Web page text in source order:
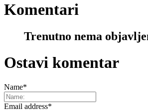
Komentari
Trenutno nema
Ostavi komentar
Name*
Email address*